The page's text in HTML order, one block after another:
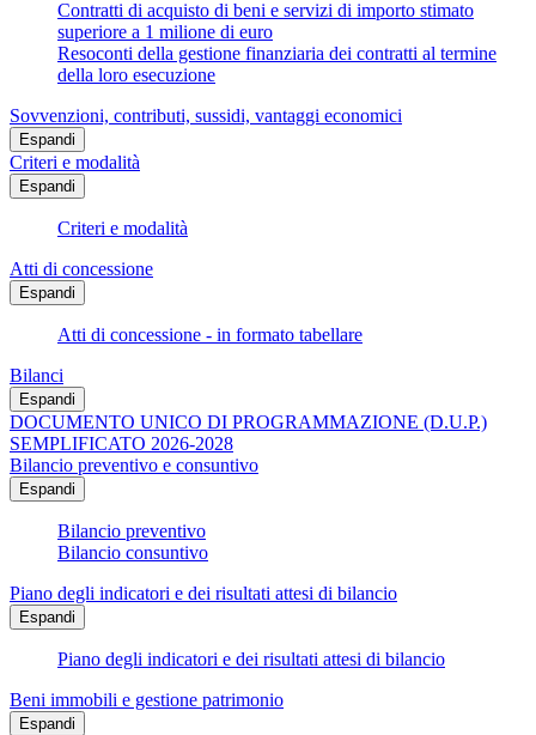
Contratti di acquisto di beni e servizi di importo stimato
superiore a 1 milione di euro
Resoconti della gestione finanziaria dei contratti al termine
della loro esecuzione
Sovvenzioni, contributi, sussidi, vantaggi economici
Espandi
Criteri e modalità
Espandi
Criteri e modalità
Atti di concessione
Espandi
Atti di concessione - in formato tabellare
Bilanci
Espandi
DOCUMENTO UNICO DI PROGRAMMAZIONE (D.U.P.)
SEMPLIFICATO 2026-2028
Bilancio preventivo e consuntivo
Espandi
Bilancio preventivo
Bilancio consuntivo
Piano degli indicatori e dei risultati attesi di bilancio
Espandi
Piano degli indicatori e dei risultati attesi di bilancio
Beni immobili e gestione patrimonio
Espandi